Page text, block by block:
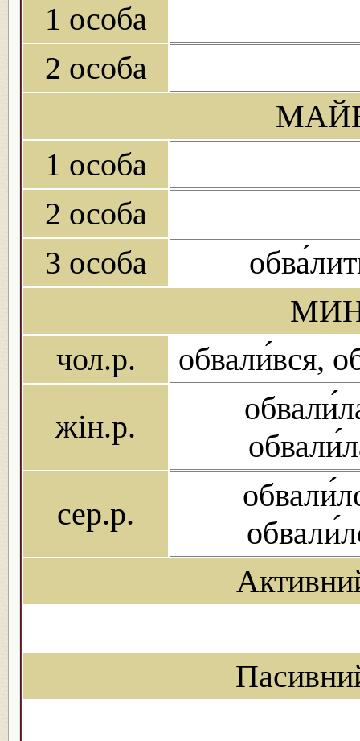
1 особа
2 особа
1 особа
2 особа
3 особа
чол.р.
обвали́вся,
жін.р.
сер.р.